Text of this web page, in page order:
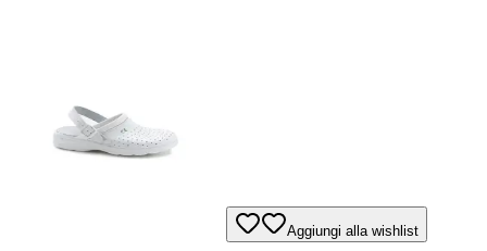
Aggiungi alla wishlist